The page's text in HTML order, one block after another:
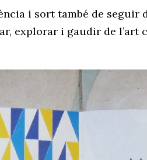
i sort també de seguir
explorar i gaudir de l’art